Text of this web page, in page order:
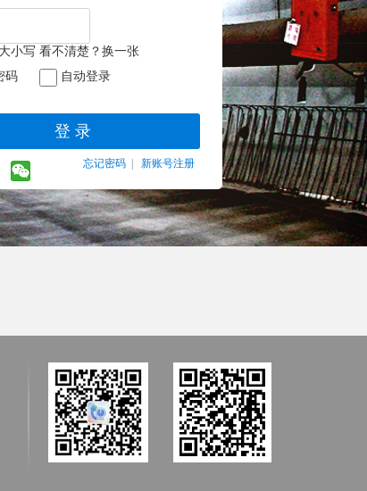
码 自动登录
忘记密码 新账号注册